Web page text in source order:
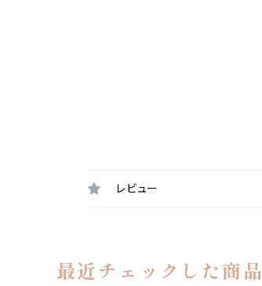
レビュー
最近チェックした商品